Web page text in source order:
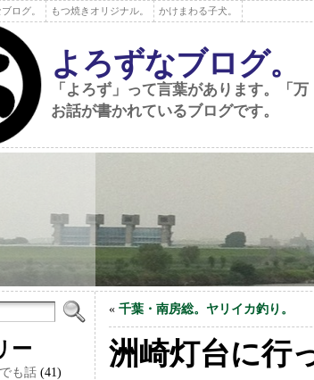
ログ。 もつ焼きオリジナル。 かけまわる子犬。
よろずなブログ。
「よろず」って言葉があります。「
お話が書かれているブログです。
ー
も話 (41)
«千葉・南房総。ヤリイカ釣り。
洲崎灯台に行